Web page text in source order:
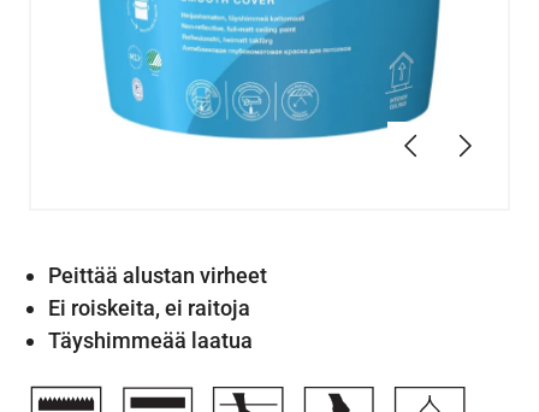
Edellinen
Peittää alustan virheet
Ei roiskeita, ei raitoja
Täyshimmeää laatua